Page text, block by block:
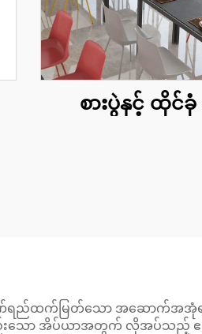
စားပွဲနှင့် ထိုင်ခုံ
ည်ထက်မြတ်သော အဆောက်အအုံရင်
တည်းသော အိပ်ယာအတွက် လိုအပ်သ